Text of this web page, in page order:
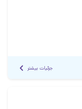
جزئیات بیشتر